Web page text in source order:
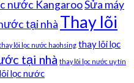
nước KangarooSửa máy
tại nhà Thay lõi
lõi lọc nước haohsing thay lõi lọc
tại nhà thay lõi lọc nước uy tín
lọc nước